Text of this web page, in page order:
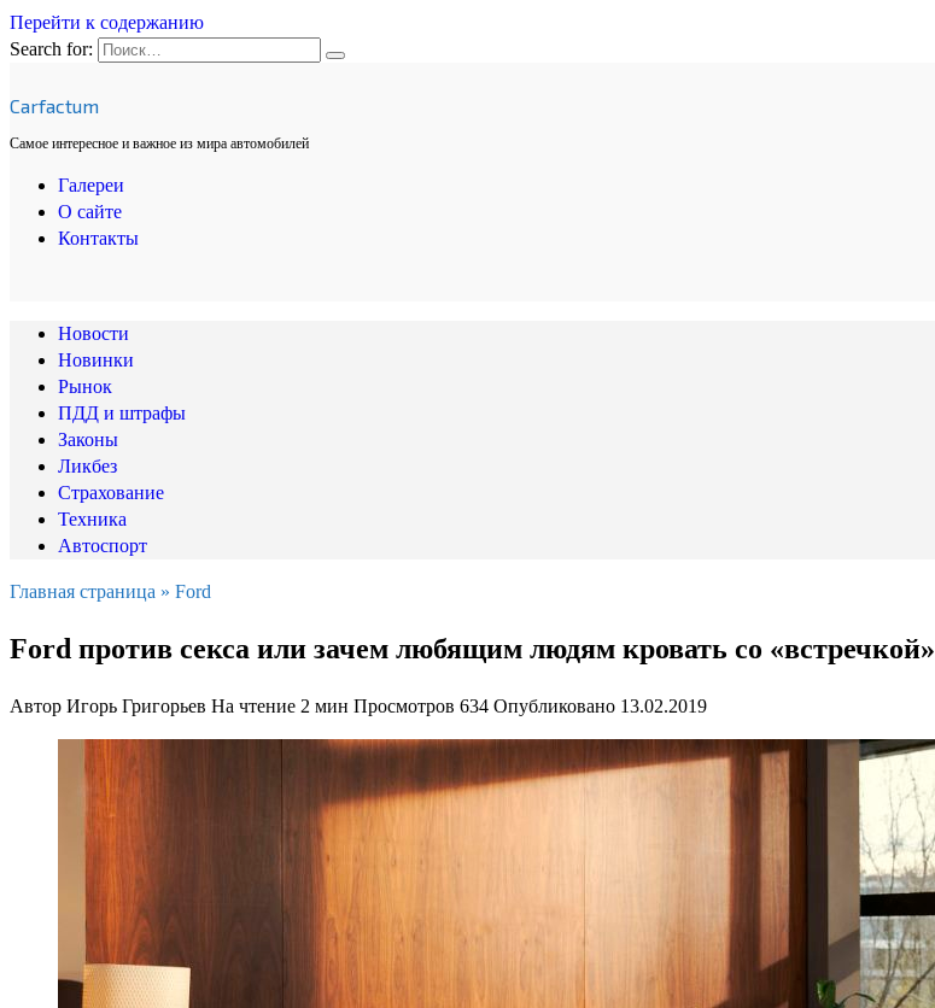
Перейти к содержанию
Search for:
Carfactum
Самое интересное и важное из мира автомобилей
Галереи
О сайте
Контакты
Новости
Новинки
Рынок
ПДД и штрафы
Законы
Ликбез
Страхование
Техника
Автоспорт
Главная страница » Ford
Ford против секса или зачем любящим людям кровать со «встречкой»
Автор Игорь Григорьев На чтение 2 мин Просмотров 634 Опубликовано 13.02.2019